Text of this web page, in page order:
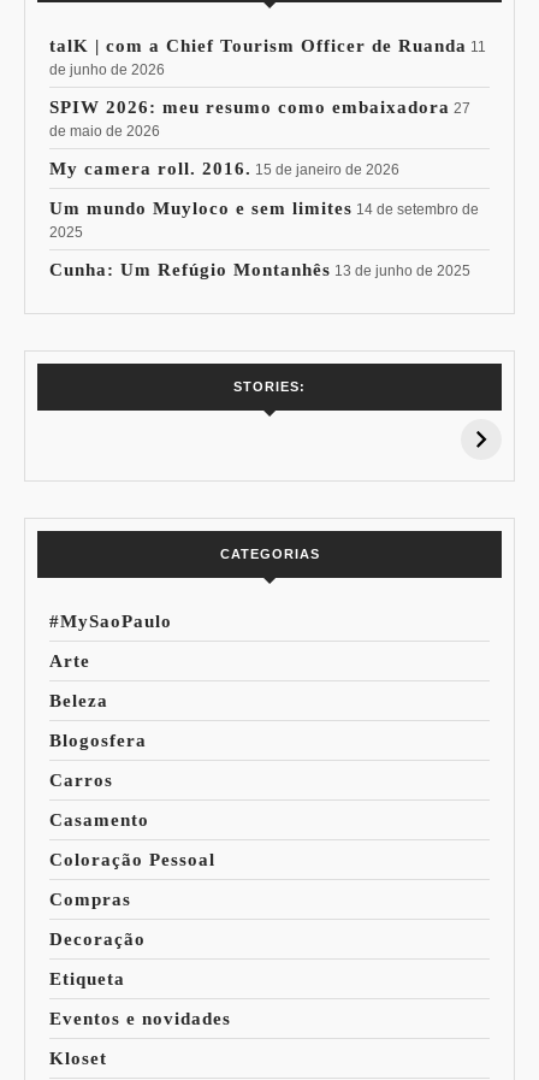
talK | com a Chief Tourism Officer de Ruanda 11
de junho de 2026
SPIW 2026: meu resumo como embaixadora 27
de maio de 2026
My camera roll. 2016. 15 de janeiro de 2026
Um mundo Muyloco e sem limites 14 de setembro de
2025
Cunha: Um Refúgio Montanhês 13 de junho de 2025
STORIES:
15% de
Pessoal: Os
CATEGORIAS
#MySaoPaulo
Arte
Beleza
Blogosfera
Carros
Casamento
Coloração Pessoal
Compras
Decoração
Etiqueta
Eventos e novidades
Kloset